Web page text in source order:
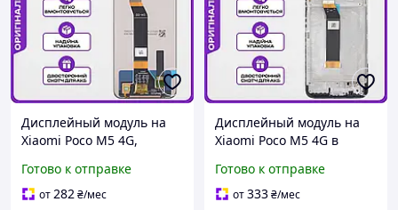
Дисплейный модуль на
Xiaomi Poco M5 4G,
Ксиоми Поко М5
Готово к отправке
от282₴/мес
Дисплейный модуль на
Xiaomi Poco M5 4G в
качества на Ксиоми Поко
М5
Готово к отправке
от333₴/мес